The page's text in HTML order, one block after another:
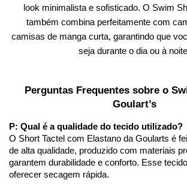
look minimalista e sofisticado. O Swim
também combina perfeitamente com
camisas de manga curta, garantindo que
seja durante o dia ou à
Perguntas Frequentes sobre o
Goulart’s
P: Qual é a qualidade do tecido utilizado?
O Short Tactel com Elastano da Goularts é
de alta qualidade, produzido com materiais
garantem durabilidade e conforto. Esse
oferecer secagem rápida.